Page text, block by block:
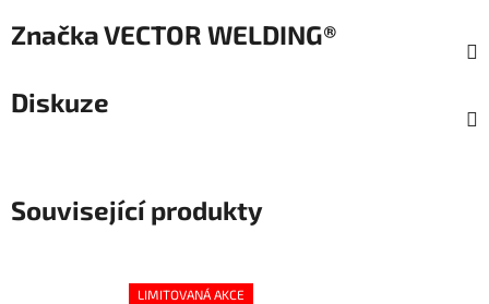
ZnačkaVECTOR WELDING®
Diskuze
Související produkty
LIMITOVANÁ AKCE